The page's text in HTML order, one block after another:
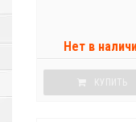
Нет в
КУПИТЬ